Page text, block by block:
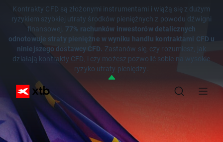
Kontrakty CFD są złożonymi instrumentami i wiążą się z dużym
ryzykiem szybkiej utraty środków pieniężnych z powodu dźwigni
finansowej. 77% rachunków inwestorów detalicznych
odnotowuje straty pieniężne w wyniku handlu kontraktami CFD u
niniejszego dostawcy CFD. Zastanów się, czy rozumiesz, jak
działają kontrakty CFD, i czy możesz pozwolić sobie na wysokie
ryzyko utraty pieniędzy.